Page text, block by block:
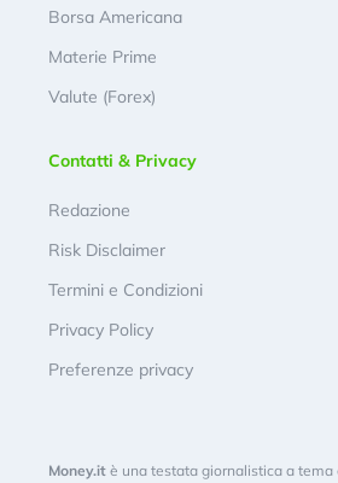
Borsa Americana
Materie Prime
Valute (Forex)
Contatti & Privacy
Redazione
Risk Disclaimer
Termini e Condizioni
Privacy Policy
Preferenze privacy
Money.it è una testata giornalistica a tema